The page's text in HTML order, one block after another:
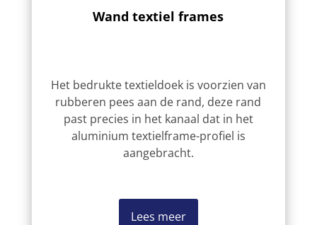
Wand textiel frames
Het bedrukte textieldoek is voorzien van
rubberen pees aan de rand, deze rand
past precies in het kanaal dat in het
aluminium textielframe-profiel is
aangebracht.
Lees meer